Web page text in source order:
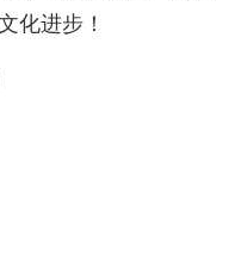
化进步！